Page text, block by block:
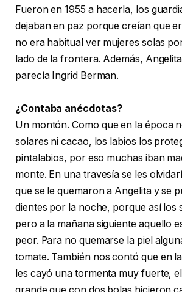
Fueron en 1955 a hacerla, los
dejaban en paz porque creían que
no era habitual ver mujeres solas
lado de la frontera. Además,
parecía Ingrid Berman.
¿Contaba anécdotas?
Un montón. Como que en la época
solares ni cacao, los labios los
pintalabios, por eso muchas iban
monte. En una travesía se les
que se le quemaron a Angelita y se
dientes por la noche, porque así los
pero a la mañana siguiente aquello
peor. Para no quemarse la piel
tomate. También nos contó que en
les cayó una tormenta muy fuerte,